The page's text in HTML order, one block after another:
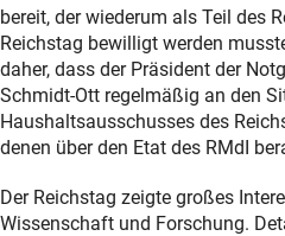
bereit, der wiederum als Teil des
Reichstag bewilligt werden
daher, dass der Präsident der
Schmidt-Ott regelmäßig an den
Haushaltsausschusses des
denen über den Etat des RMdI
Der Reichstag zeigte großes
Wissenschaft und Forschung.